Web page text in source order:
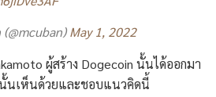
May 1, 2022
ผู้สร้าง Dogecoin นั้นได้ออกมา
นเห็นด้วยและชอบแนวคิดนี้